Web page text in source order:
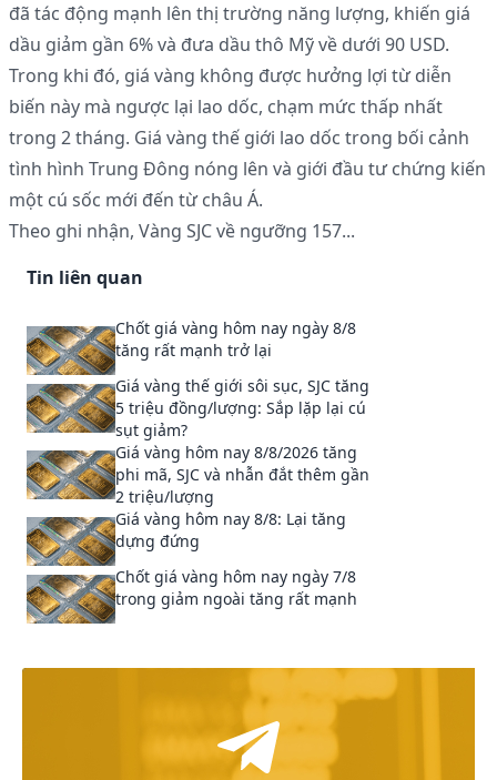
đã tác động mạnh lên thị trường năng lượng, khiến giá
dầu giảm gần 6% và đưa dầu thô Mỹ về dưới 90 USD.
Trong khi đó, giá vàng không được hưởng lợi từ diễn
biến này mà ngược lại lao dốc, chạm mức thấp nhất
trong 2 tháng. Giá vàng thế giới lao dốc trong bối cảnh
tình hình Trung Đông nóng lên và giới đầu tư chứng kiến
một cú sốc mới đến từ châu Á.
Theo ghi nhận, Vàng SJC về ngưỡng 157...
Tin liên quan
Chốt giá vàng hôm nay ngày 8/8
tăng rất mạnh trở lại
Giá vàng thế giới sôi sục, SJC tăng
5 triệu đồng/lượng: Sắp lặp lại cú
sụt giảm?
Giá vàng hôm nay 8/8/2026 tăng
phi mã, SJC và nhẫn đắt thêm gần
2 triệu/lượng
Giá vàng hôm nay 8/8: Lại tăng
dựng đứng
Chốt giá vàng hôm nay ngày 7/8
trong giảm ngoài tăng rất mạnh